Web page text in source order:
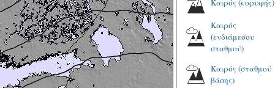
Καιρός (κορυφής)
Καιρός
(ενδιάμεσου
σταθμού)
Καιρός (σταθμού
βάσης)